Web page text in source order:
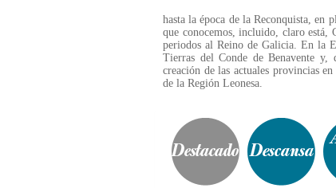
hasta la época de la Reconquista, en
que conocemos, incluido, claro está,
periodos al Reino de Galicia. En la
Tierras del Conde de Benavente y,
creación de las actuales provincias
de la Región Leonesa.